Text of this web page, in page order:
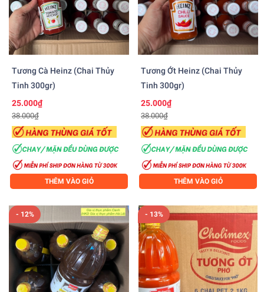
Tương Cà Heinz (chai Thủy
Tinh 300gr)
25.000₫
38.000₫
THÊM VÀO GIỎ
Tương Ớt Heinz (chai Thủy
Tinh 300gr)
25.000₫
38.000₫
THÊM VÀO GIỎ
- 12% - 13%